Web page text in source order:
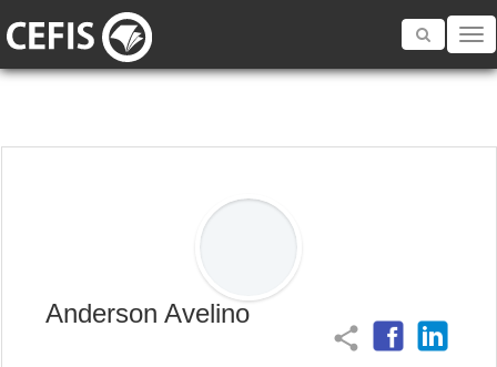
Toggle
Anderson Avelino
share